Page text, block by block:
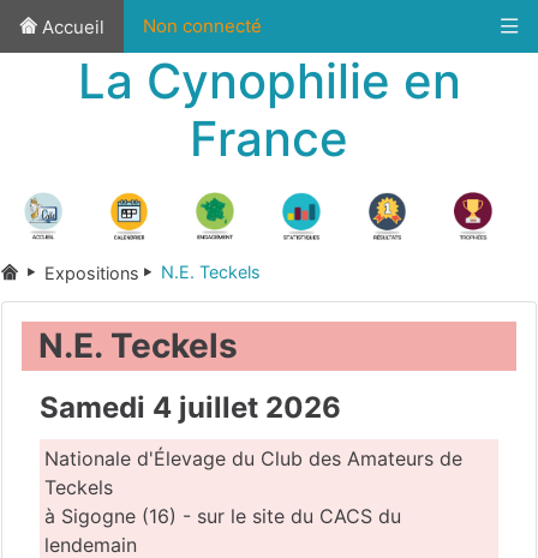
Accueil Non connecté
La Cynophilie en
France
Expositions N.E. Teckels
N.E. Teckels
Samedi 4 juillet 2026
Nationale d'Élevage du Club des Amateurs de
Teckels
à Sigogne (16) - sur le site du CACS du
lendemain